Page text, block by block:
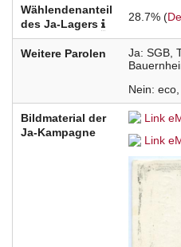
Wählendenanteil
des Ja-Lagers
28.7% (
Weitere Parolen Ja SGB
Nein eco
Bildmaterial der
Ja-Kampagne
Link
Link